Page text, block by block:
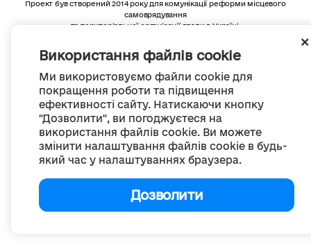
Використання файлів cookie
Ми використовуємо файли cookie для
покращення роботи та підвищення
ефективності сайту. Натискаючи кнопку
"Дозволити", ви погоджуєтеся на
використання файлів cookie. Ви можете
змінити налаштування файлів cookie в будь-
який час у налаштуваннях браузера.
Дозволити
Проект був створений 2014 року для комунікації реформи місцевого
самоврядування
та територіальної організації влади в Україні.
Весь контент доступний за ліцензією
Creative Commons Attribution 4.0 International license,
якщо не зазначено інше